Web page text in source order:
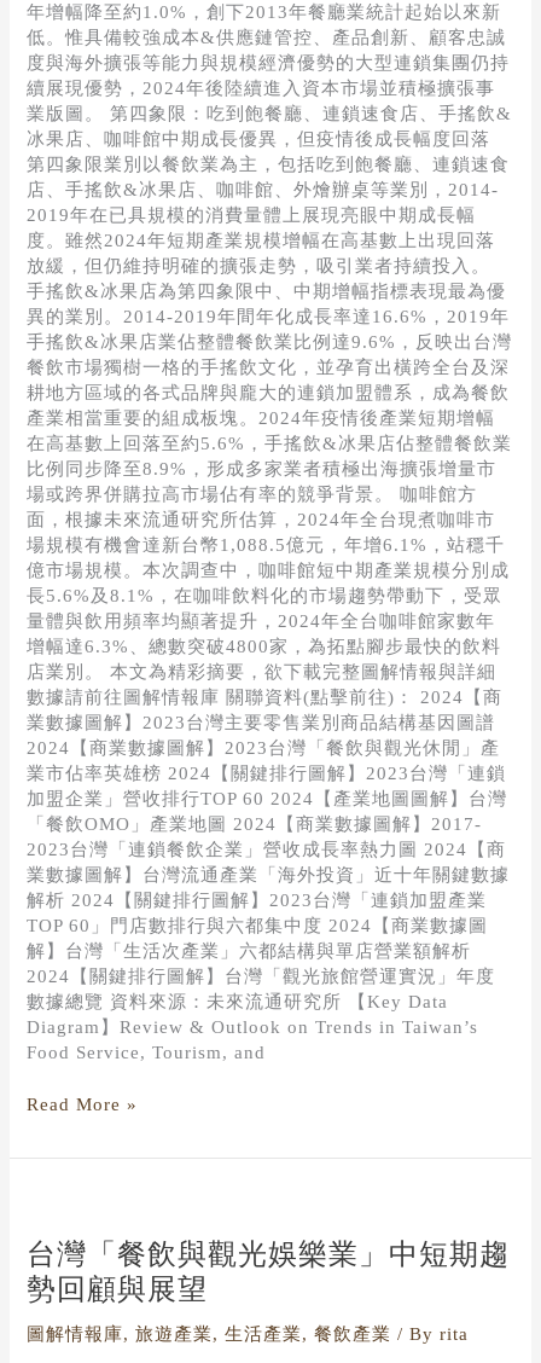
年增幅降至約1.0%，創下2013年餐廳業統計起始以來新
低。惟具備較強成本&供應鏈管控、產品創新、顧客忠誠
度與海外擴張等能力與規模經濟優勢的大型連鎖集團仍持
續展現優勢，2024年後陸續進入資本市場並積極擴張事
業版圖。 第四象限：吃到飽餐廳、連鎖速食店、手搖飲&
冰果店、咖啡館中期成長優異，但疫情後成長幅度回落
第四象限業別以餐飲業為主，包括吃到飽餐廳、連鎖速食
店、手搖飲&冰果店、咖啡館、外燴辦桌等業別，2014-
2019年在已具規模的消費量體上展現亮眼中期成長幅
度。雖然2024年短期產業規模增幅在高基數上出現回落
放緩，但仍維持明確的擴張走勢，吸引業者持續投入。
手搖飲&冰果店為第四象限中、中期增幅指標表現最為優
異的業別。2014-2019年間年化成長率達16.6%，2019年
手搖飲&冰果店業佔整體餐飲業比例達9.6%，反映出台灣
餐飲市場獨樹一格的手搖飲文化，並孕育出橫跨全台及深
耕地方區域的各式品牌與龐大的連鎖加盟體系，成為餐飲
產業相當重要的組成板塊。2024年疫情後產業短期增幅
在高基數上回落至約5.6%，手搖飲&冰果店佔整體餐飲業
比例同步降至8.9%，形成多家業者積極出海擴張增量市
場或跨界併購拉高市場佔有率的競爭背景。 咖啡館方
面，根據未來流通研究所估算，2024年全台現煮咖啡市
場規模有機會達新台幣1,088.5億元，年增6.1%，站穩千
億市場規模。本次調查中，咖啡館短中期產業規模分別成
長5.6%及8.1%，在咖啡飲料化的市場趨勢帶動下，受眾
量體與飲用頻率均顯著提升，2024年全台咖啡館家數年
增幅達6.3%、總數突破4800家，為拓點腳步最快的飲料
店業別。 本文為精彩摘要，欲下載完整圖解情報與詳細
數據請前往圖解情報庫 關聯資料(點擊前往)： 2024【商
業數據圖解】2023台灣主要零售業別商品結構基因圖譜
2024【商業數據圖解】2023台灣「餐飲與觀光休閒」產
業市佔率英雄榜 2024【關鍵排行圖解】2023台灣「連鎖
加盟企業」營收排行TOP 60 2024【產業地圖圖解】台灣
「餐飲OMO」產業地圖 2024【商業數據圖解】2017-
2023台灣「連鎖餐飲企業」營收成長率熱力圖 2024【商
業數據圖解】台灣流通產業「海外投資」近十年關鍵數據
解析 2024【關鍵排行圖解】2023台灣「連鎖加盟產業
TOP 60」門店數排行與六都集中度 2024【商業數據圖
解】台灣「生活次產業」六都結構與單店營業額解析
2024【關鍵排行圖解】台灣「觀光旅館營運實況」年度
數據總覽 資料來源：未來流通研究所 【Key Data
Diagram】Review & Outlook on Trends in Taiwan’s
Food Service, Tourism, and
Read More »
台灣「餐飲與觀光娛樂業」中短期趨
勢回顧與展望
圖解情報庫,旅遊產業,生活產業,餐飲產業 / Byrita
「餐
飲
與
觀
光